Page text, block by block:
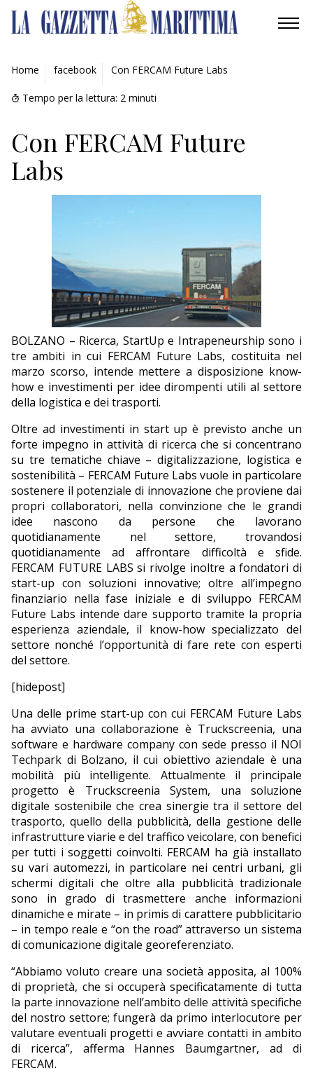
AMBIENTE
MOBILITÀ
INDUSTRIA
RICERCA
CULTURA
NAUTICA
EDITORIALI
Home facebook Con FERCAM Future Labs
Tempo per la lettura: 2 minuti
Con FERCAM Future
Labs
BOLZANO – Ricerca, StartUp e Intrapeneurship sono i
tre ambiti in cui FERCAM Future Labs, costituita nel
marzo scorso, intende mettere a disposizione know-
how e investimenti per idee dirompenti utili al settore
della logistica e dei trasporti.
Oltre ad investimenti in start up è previsto anche un
forte impegno in attività di ricerca che si concentrano
su tre tematiche chiave – digitalizzazione, logistica e
sostenibilità – FERCAM Future Labs vuole in particolare
sostenere il potenziale di innovazione che proviene dai
propri collaboratori, nella convinzione che le grandi
idee nascono da persone che lavorano
quotidianamente nel settore, trovandosi
quotidianamente ad affrontare difficoltà e sfide.
FERCAM FUTURE LABS si rivolge inoltre a fondatori di
start-up con soluzioni innovative; oltre all’impegno
finanziario nella fase iniziale e di sviluppo FERCAM
Future Labs intende dare supporto tramite la propria
esperienza aziendale, il know-how specializzato del
settore nonché l’opportunità di fare rete con esperti
del settore.
[hidepost]
Una delle prime start-up con cui FERCAM Future Labs
ha avviato una collaborazione è Truckscreenia, una
software e hardware company con sede presso il NOI
Techpark di Bolzano, il cui obiettivo aziendale è una
mobilità più intelligente. Attualmente il principale
progetto è Truckscreenia System, una soluzione
digitale sostenibile che crea sinergie tra il settore del
trasporto, quello della pubblicità, della gestione delle
infrastrutture viarie e del traffico veicolare, con benefici
per tutti i soggetti coinvolti. FERCAM ha già installato
su vari automezzi, in particolare nei centri urbani, gli
schermi digitali che oltre alla pubblicità tradizionale
sono in grado di trasmettere anche informazioni
dinamiche e mirate – in primis di carattere pubblicitario
– in tempo reale e “on the road” attraverso un sistema
di comunicazione digitale georeferenziato.
“Abbiamo voluto creare una società apposita, al 100%
di proprietà, che si occuperà specificatamente di tutta
la parte innovazione nell’ambito delle attività specifiche
del nostro settore; fungerà da primo interlocutore per
valutare eventuali progetti e avviare contatti in ambito
di ricerca”, afferma Hannes Baumgartner, ad di
FERCAM.